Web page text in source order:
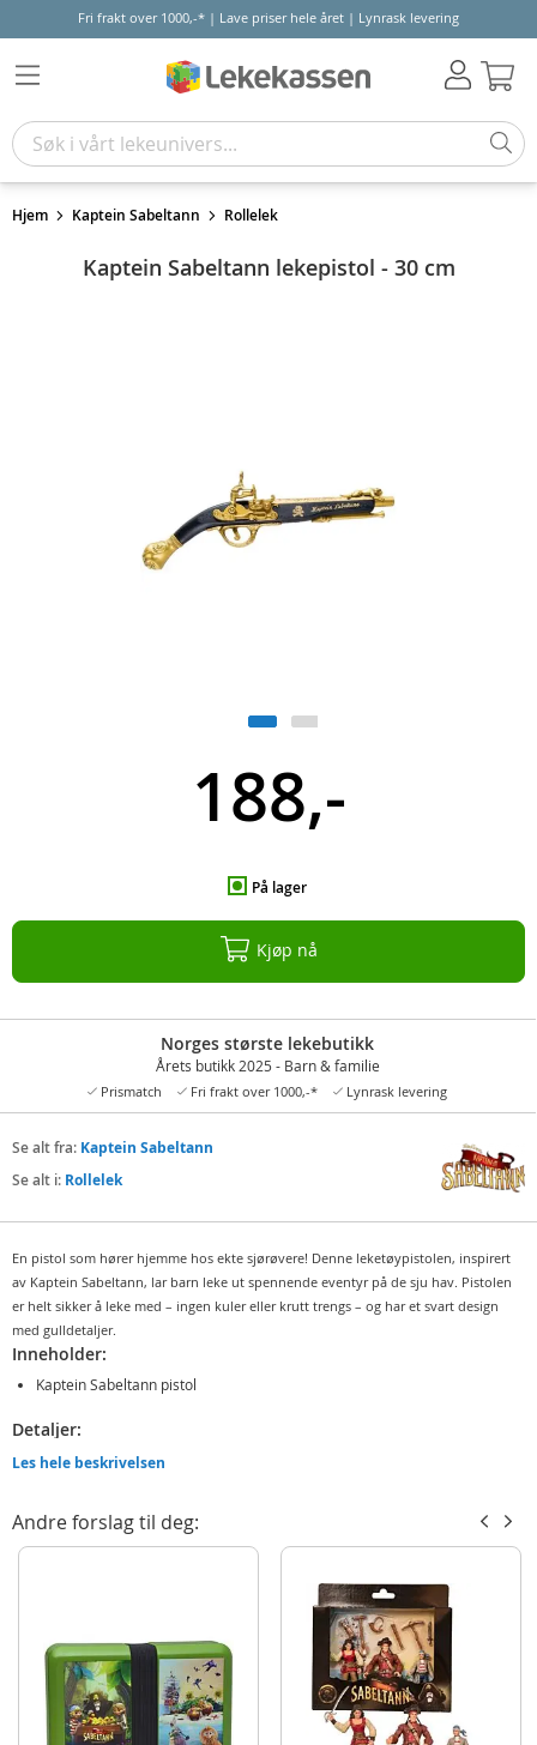
Fri frakt over 1000,-* | Lave priser hele året | Lynrask levering
Hjem Kaptein Sabeltann Rollelek
Kaptein Sabeltann lekepistol - 30 cm
188,-
På lager
Kjøp nå
Norges største lekebutikk
Årets butikk 2025 - Barn & familie
Prismatch Fri frakt over 1000,-* Lynrask levering
Se alt fra: Kaptein Sabeltann
Se alt i: Rollelek
En pistol som hører hjemme hos ekte sjørøvere! Denne leketøypistolen, inspirert
av Kaptein Sabeltann, lar barn leke ut spennende eventyr på de sju hav. Pistolen
er helt sikker å leke med – ingen kuler eller krutt trengs – og har et svart design
med gulldetaljer.
Inneholder:
Kaptein Sabeltann pistol
Detaljer:
Mål: 30,5 x 3,25 x 8,5 cm (LxBxH)
Vekt: 83 gram
Alder: fra 3 år
7072895005159
Merke Kaptein Sabeltann
Les hele beskrivelsen
Andre forslag til deg: